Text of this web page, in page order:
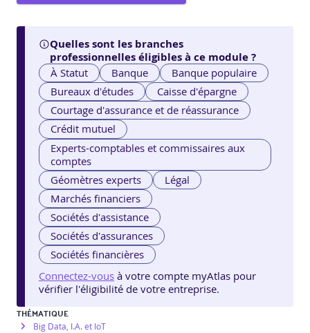
Quelles sont les branches
professionnelles éligibles à ce module ?
À Statut Banque
Banque populaire
Bureaux d'études
Caisse d'épargne
Courtage d'assurance et de réassurance
Crédit mutuel
Experts-comptables et commissaires aux
comptes
Géomètres experts
Légal
Marchés financiers
Sociétés d'assistance
Sociétés d'assurances
Sociétés financières
Connectez-vous à votre compte myAtlas pour
vérifier l'éligibilité de votre entreprise.
THÉMATIQUE
Big Data, I.A. et IoT